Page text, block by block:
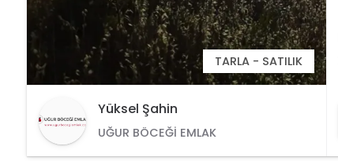
TARLA - SATILIK
Yüksel Şahin
UĞUR BÖCEĞI EMLAK